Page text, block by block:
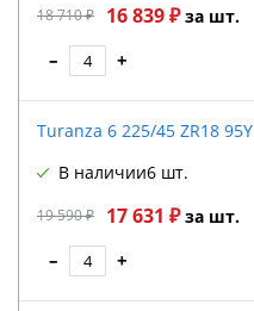
18 710 ₽ 16 839 ₽за шт.
– +
Turanza 6 225/45 ZR18 95Y
19 590 ₽ 17 631 ₽за шт.
В наличии6 шт.
– +